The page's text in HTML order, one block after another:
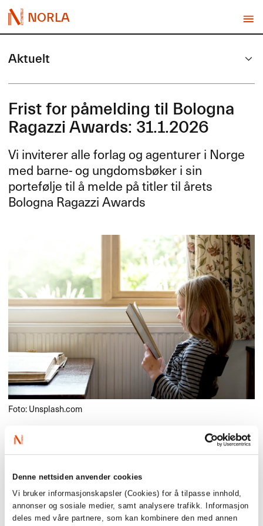
Denne nettsiden anvender cookies
Vi bruker informasjonskapsler (Cookies) for å tilpasse innhold,
annonser og sosiale medier, samt analysere trafikk. Informasjon
deles med våre partnere, som kan kombinere den med annen
NORLA
Aktuelt
Frist for påmelding til Bologna
Ragazzi Awards: 31.1.2026
Vi inviterer alle forlag og agenturer i Norge
med barne- og ungdomsbøker i sin
portefølje til å melde på titler til årets
Bologna Ragazzi Awards
Foto: Unsplash.com
Bologna Ragazzi Awards er en av verdens mest
prestisjefylte priser for barne- og ungdomsbøker, og deles
internasjonal synlighet til nyskapende og fremragende
utgivelser, både når det gjelder innhold, design og
kunstnerisk kvalitet.